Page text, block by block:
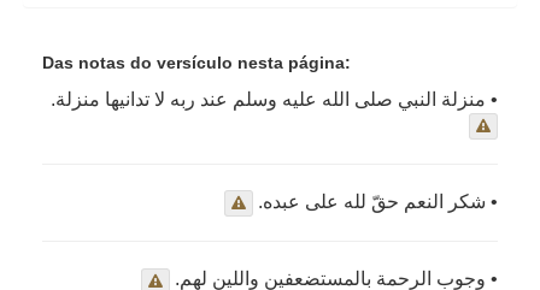
Das notas do versículo nesta página:
• منزلة النبي صلى الله عليه وسلم عند ربه لا تدانيها منزلة.
• شكر النعم حقّ لله على عبده.
• وجوب الرحمة بالمستضعفين واللين لهم.